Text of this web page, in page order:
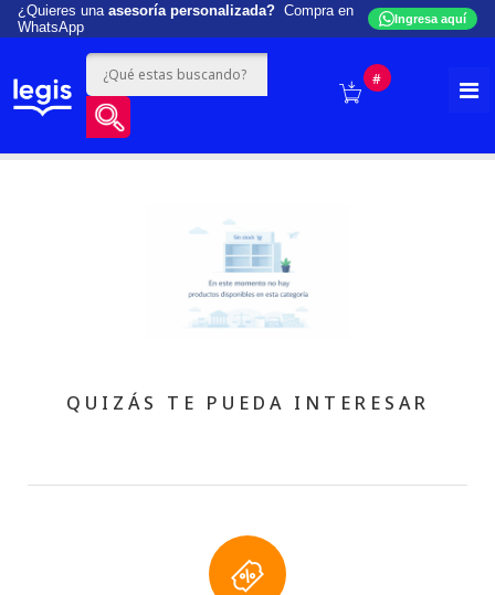
¿Quieres una asesoría personalizada? Compra en
WhatsApp
Ingresa aquí
#
QUIZÁS TE PUEDA INTERESAR